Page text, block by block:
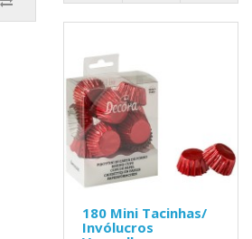
180 Mini Tacinhas/
Invólucros